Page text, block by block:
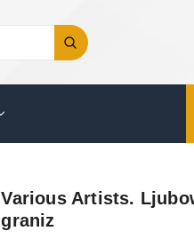
Various Artists.
graniz